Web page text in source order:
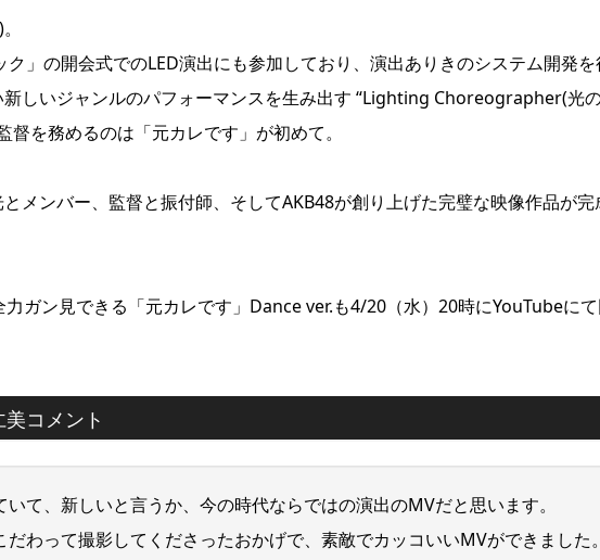
」の開会式でのLED演出にも参加しており、演出ありきのシステム開発を
しいジャンルのパフォーマンスを生み出す “Lighting Choreographer(光
を務めるのは「元カレです」が初めて。
メンバー、監督と振付師、そしてAKB48が創り上げた完璧な映像作品が完
ガン見できる「元カレです」Dance ver.も4/20（水）20時にYouTubeに
コメント
て、新しいと言うか、今の時代ならではの演出のMVだと思います。
わって撮影してくださったおかげで、素敵でカッコいいMVができました